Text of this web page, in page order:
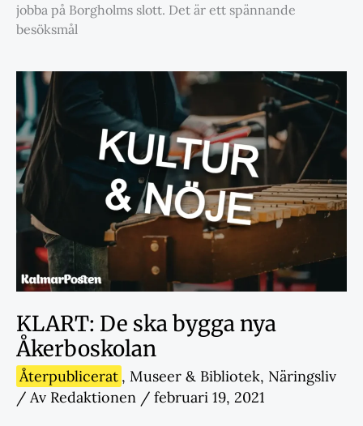
jobba på Borgholms slott. Det är ett spännande
besöksmål
KLART: De ska bygga nya
Åkerboskolan
Återpublicerat , Museer & Bibliotek, Näringsliv
/ Av Redaktionen / februari 19, 2021